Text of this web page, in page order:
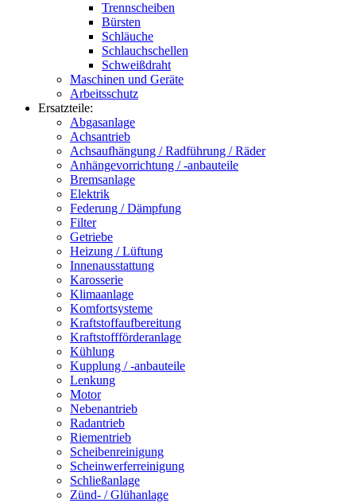
Trennscheiben
Bürsten
Schläuche
Schlauchschellen
Schweißdraht
Maschinen und Geräte
Arbeitsschutz
Ersatzteile:
Abgasanlage
Achsantrieb
Achsaufhängung / Radführung / Räder
Anhängevorrichtung / -anbauteile
Bremsanlage
Elektrik
Federung / Dämpfung
Filter
Getriebe
Heizung / Lüftung
Innenausstattung
Karosserie
Klimaanlage
Komfortsysteme
Kraftstoffaufbereitung
Kraftstoffförderanlage
Kühlung
Kupplung / -anbauteile
Lenkung
Motor
Nebenantrieb
Radantrieb
Riementrieb
Scheibenreinigung
Scheinwerferreinigung
Schließanlage
Zünd- / Glühanlage